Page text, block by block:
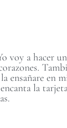
voy a hacer
ensañare en
la